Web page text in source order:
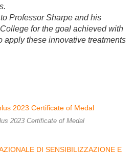
Professor Sharpe and his
for the goal achieved with
apply these innovative treatments
2023 Certificate of Medal